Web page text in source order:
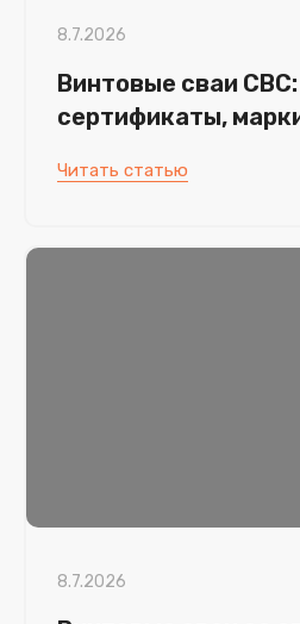
8.7.2026
Винтовые сваи
сертификаты,
Читать статью
8.7.2026